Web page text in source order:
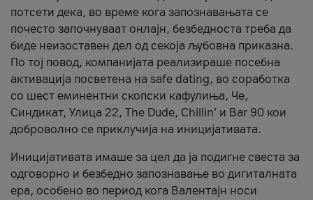
потсети дека, во време кога запознавањата се
почесто започнуваат онлајн, безбедноста треба да
биде неизоставен дел од секоја љубовна приказна.
По тој повод, компанијата реализираше посебна
активација посветена на safe dating, во соработка
со шест еминентни скопски кафулиња, Че,
Синдикат, Улица 22, The Dude, Chillin’ и Bar 90 кои
доброволно се приклучија на иницијативата.
Иницијативата имаше за цел да ја подигне свеста за
одговорно и безбедно запознавање во дигиталната
ера, особено во период кога Валентајн носи